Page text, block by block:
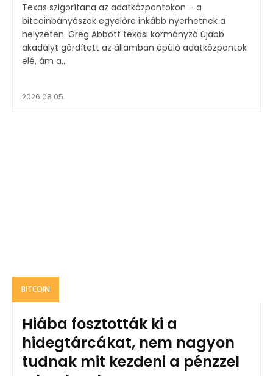
Texas szigorítana az adatközpontokon – a
bitcoinbányászok egyelőre inkább nyerhetnek a
helyzeten. Greg Abbott texasi kormányzó újabb
akadályt gördített az államban épülő adatközpontok
elé, ám a...
2026.08.05.
BITCOIN
Hiába fosztották ki a
hidegtárcákat, nem nagyon
tudnak mit kezdeni a pénzzel